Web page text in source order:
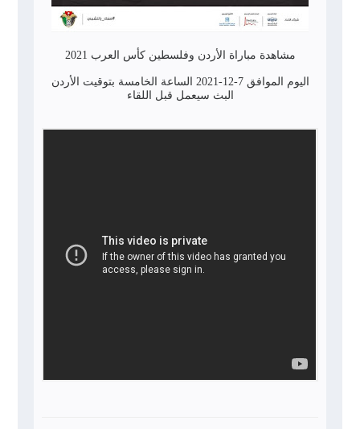
مشاهدة مباراة الأردن وفلسطين كأس العرب 2021
اليوم الموافق 7-12-2021 الساعة الخامسة بتوقيت الأردن
البث سيعمل قبل اللقاء